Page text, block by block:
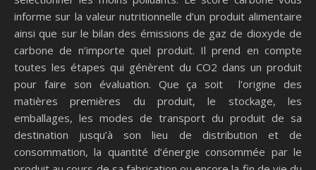
informe sur la valeur nutritionnelle d’un produit alimentaire
ainsi que sur le bilan des émissions de gaz de dioxyde de
carbone de n’importe quel produit. Il prend en compte
toutes les étapes qui génèrent du CO2 dans un produit
pour faire son évaluation. Que ça soit l’origine des
matières premières du produit, le stockage, les
emballages, les modes de transport du produit de sa
destination jusqu’à son lieu de distribution et de
consommation, la quantité d’énergie consommée par le